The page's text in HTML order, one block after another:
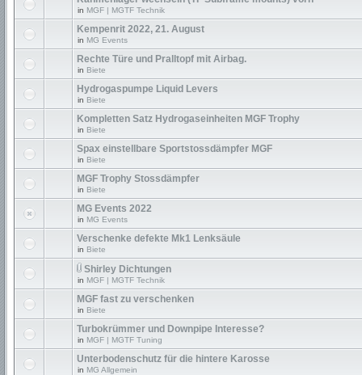
in MGF | MGTF Technik
Kempenrit 2022, 21. August
in MG Events
Rechte Türe und Pralltopf mit Airbag.
in Biete
Hydrogaspumpe Liquid Levers
in Biete
Kompletten Satz Hydrogaseinheiten MGF Trophy
in Biete
Spax einstellbare Sportstossdämpfer MGF
in Biete
MGF Trophy Stossdämpfer
in Biete
MG Events 2022
in MG Events
Verschenke defekte Mk1 Lenksäule
in Biete
Shirley Dichtungen
in MGF | MGTF Technik
MGF fast zu verschenken
in Biete
Turbokrümmer und Downpipe Interesse?
in MGF | MGTF Tuning
Unterbodenschutz für die hintere Karosse
in MG Allgemein